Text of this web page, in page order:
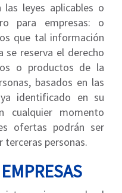
leyes aplicables o
para empresas: o
que tal información
se reserva el derecho
o productos de la
basados en las
identificado en su
momento
ofertas podrán ser
terceras personas.